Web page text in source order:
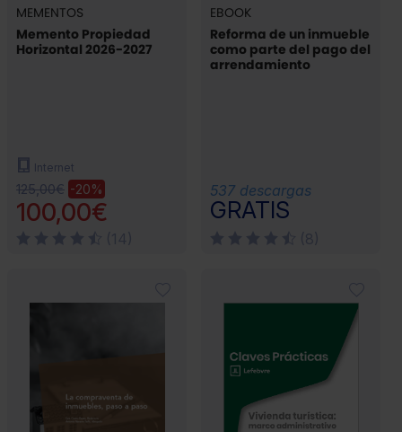
MEMENTOS
Memento Propiedad
Horizontal 2026-2027
Internet
125,00€ -20%
100,00€
EBOOK
Reforma de un inmueble
como parte del pago del
arrendamiento
537 descargas
GRATIS